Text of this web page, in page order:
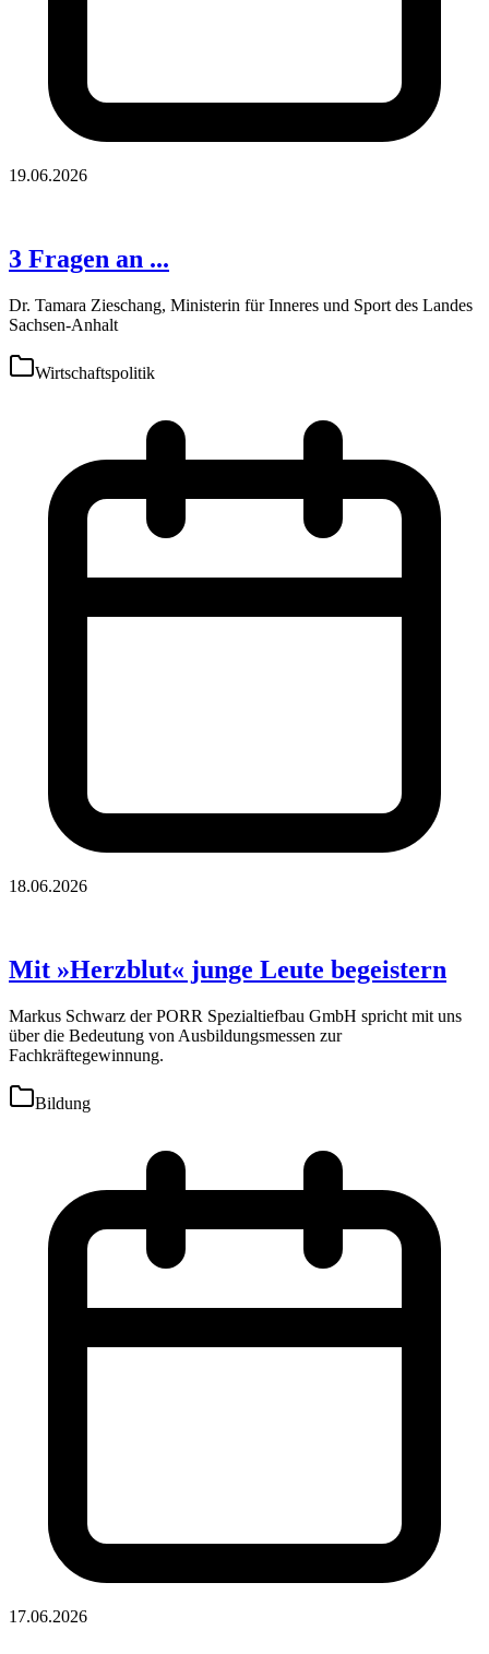
19.06.2026
3 Fragen an ...
Dr. Tamara Zieschang, Ministerin für Inneres und Sport des Landes
Sachsen-Anhalt
Wirtschaftspolitik
18.06.2026
Mit »Herzblut« junge Leute begeistern
Markus Schwarz der PORR Spezialtiefbau GmbH spricht mit uns
über die Bedeutung von Ausbildungsmessen zur
Fachkräftegewinnung.
Bildung
17.06.2026